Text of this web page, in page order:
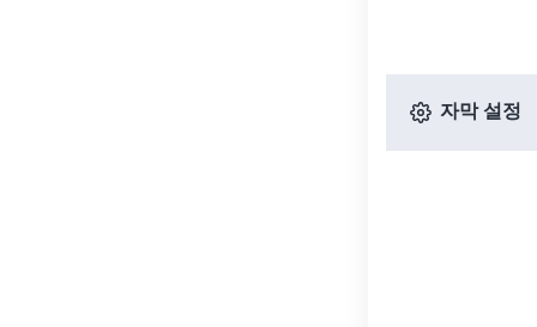
자막 설정